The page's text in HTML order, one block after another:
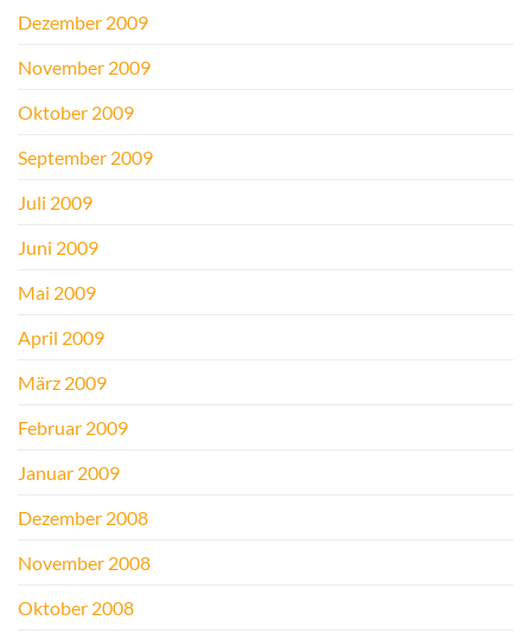
Dezember 2009
November 2009
Oktober 2009
September 2009
Juli 2009
Juni 2009
Mai 2009
April 2009
März 2009
Februar 2009
Januar 2009
Dezember 2008
November 2008
Oktober 2008